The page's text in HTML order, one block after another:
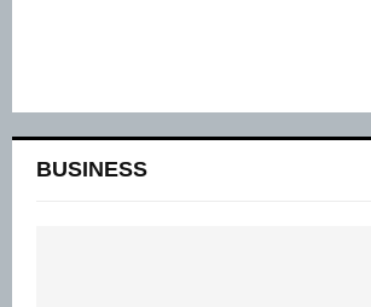
BUSINESS